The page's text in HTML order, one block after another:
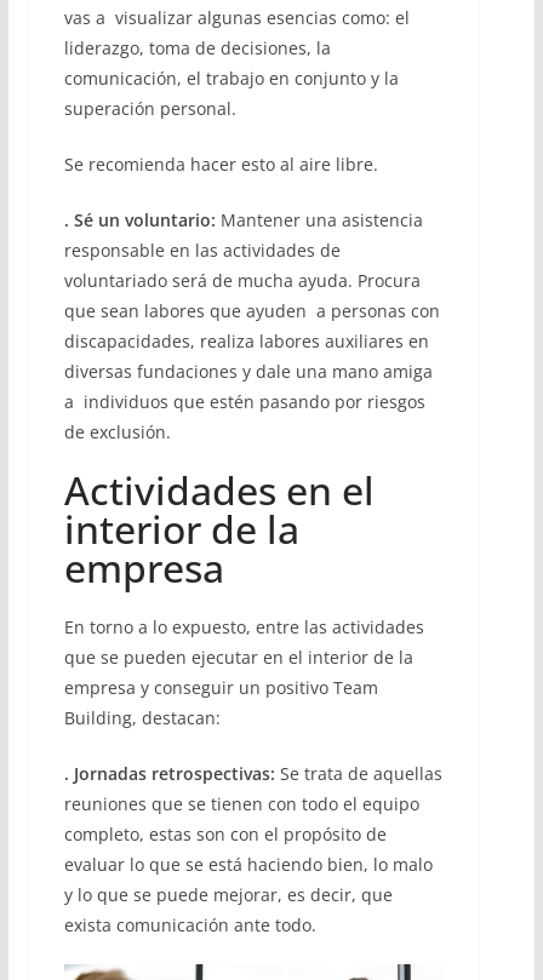
vas a visualizar algunas esencias como: el
liderazgo, toma de decisiones, la
comunicación, el trabajo en conjunto y la
superación personal.
Se recomienda hacer esto al aire libre.
. Sé un voluntario: Mantener una asistencia
responsable en las actividades de
voluntariado será de mucha ayuda. Procura
que sean labores que ayuden a personas con
discapacidades, realiza labores auxiliares en
diversas fundaciones y dale una mano amiga
a individuos que estén pasando por riesgos
de exclusión.
Actividades en el
interior de la
empresa
En torno a lo expuesto, entre las actividades
que se pueden ejecutar en el interior de la
empresa y conseguir un positivo Team
Building, destacan:
. Jornadas retrospectivas: Se trata de aquellas
reuniones que se tienen con todo el equipo
completo, estas son con el propósito de
evaluar lo que se está haciendo bien, lo malo
y lo que se puede mejorar, es decir, que
exista comunicación ante todo.